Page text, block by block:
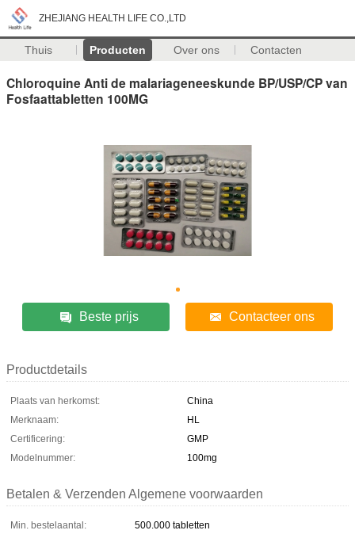
ZHEJIANG HEALTH LIFE CO.,LTD
Thuis Producten Over ons Contacten
Chloroquine Anti de malariageneeskunde BP/USP/CP van
Fosfaattabletten 100MG
Beste prijs Contacteer ons
Productdetails
Plaats van herkomst:
China
Merknaam:
HL
Certificering:
GMP
Modelnummer:
100mg
Betalen & Verzenden Algemene voorwaarden
Min. bestelaantal:
500.000 tabletten